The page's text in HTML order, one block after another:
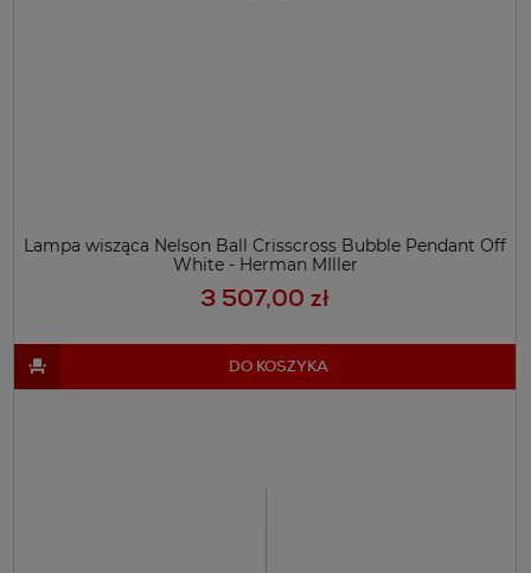
Lampa wisząca Nelson Ball Crisscross Bubble Pendant Off
White - Herman MIller
3 507,00 zł
DO KOSZYKA